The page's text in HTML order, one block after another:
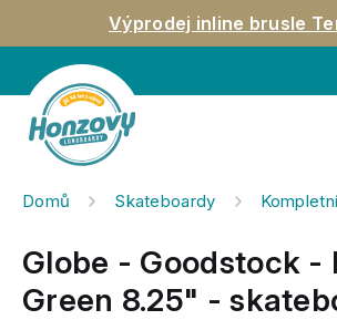
obsah
Výprodej inline brusle
Domů Skateboardy
Globe - Goodstock -
Green 8.25" -